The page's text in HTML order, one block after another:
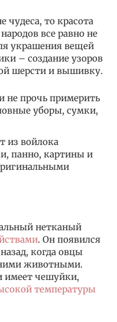
чудеса, то красота
все равно не
украшения вещей
– создание узоров
шерсти и вышивку.
не прочь примерить
уборы, сумки,
из войлока
панно, картины и
нетканый
. Он появился
когда овцы
животными.
имеет чешуйки,
температуры